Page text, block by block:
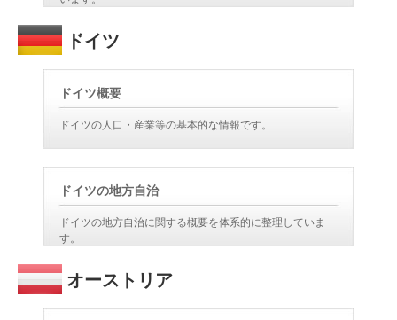
ドイツ
ドイツ概要
ドイツの人口・産業等の基本的な情報です。
ドイツの地方自治
ドイツの地方自治に関する概要を体系的に整理していま
す。
オーストリア